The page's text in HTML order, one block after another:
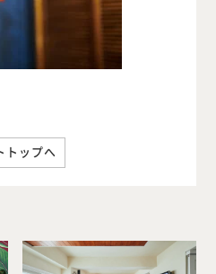
トップへ